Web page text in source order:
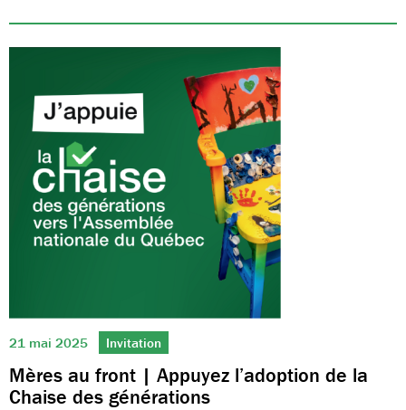
21 mai 2025 Invitation
Mères au front | Appuyez l’adoption de la
Chaise des générations